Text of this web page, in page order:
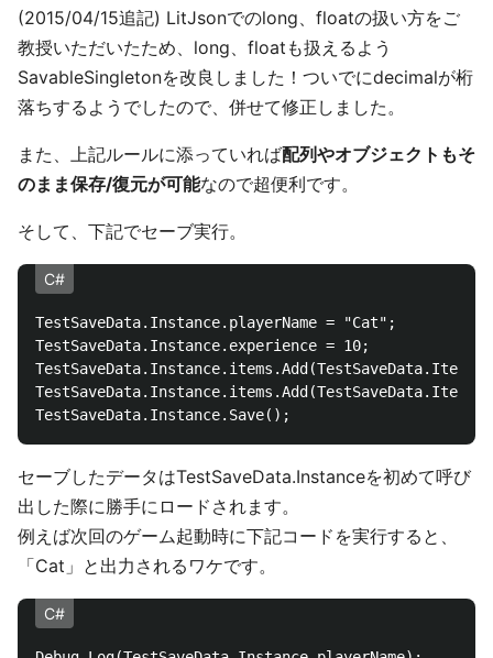
(2015/04/15追記) LitJsonでのlong、floatの扱い方をご
教授いただいたため、long、floatも扱えるよう
SavableSingletonを改良しました！ついでにdecimalが桁
落ちするようでしたので、併せて修正しました。
また、上記ルールに添っていれば配列やオブジェクトもそ
のまま保存/復元が可能なので超便利です。
そして、下記でセーブ実行。
C#
TestSaveData.Instance.playerName = "Cat";
TestSaveData.Instance.experience = 10;
セーブしたデータはTestSaveData.Instanceを初めて呼び
出した際に勝手にロードされます。
例えば次回のゲーム起動時に下記コードを実行すると、
「Cat」と出力されるワケです。
C#